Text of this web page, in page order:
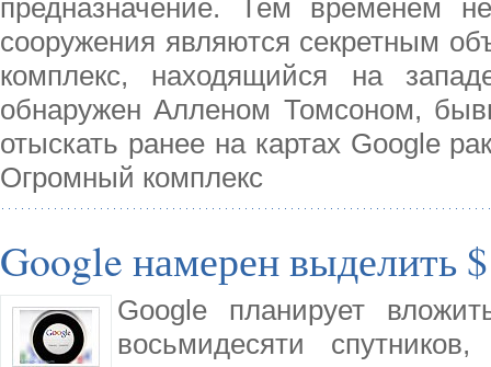
предназначение. Тем временем
сооружения являются секретным
комплекс, находящийся на
обнаружен Алленом Томсоном,
отыскать ранее на картах Google
Огромный комплекс
Google намерен выделить
Google планирует
восьмидесяти